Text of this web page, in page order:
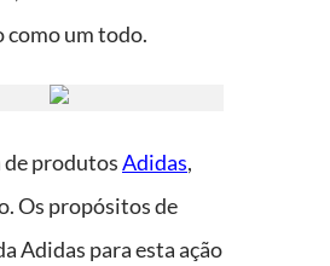
como um todo.
de produtosAdidas,
Os propósitos de
Adidas para esta ação